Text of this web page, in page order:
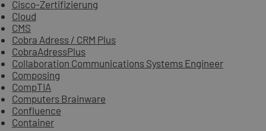
Cisco-Zertifizierung
Cloud
CMS
Cobra Adress / CRM Plus
CobraAdressPlus
Collaboration Communications Systems Engineer
Composing
CompTIA
Computers Brainware
Confluence
Container